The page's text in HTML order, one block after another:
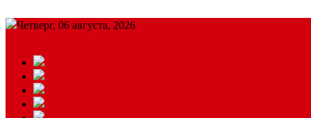
Четверг, 06 августа, 2026